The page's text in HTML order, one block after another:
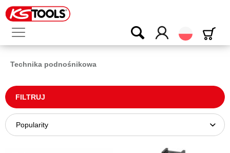
Polski
Technika podnośnikowa
FILTRUJ